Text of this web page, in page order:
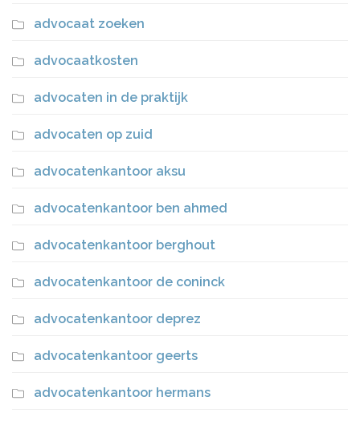
advocaat zoeken
advocaatkosten
advocaten in de praktijk
advocaten op zuid
advocatenkantoor aksu
advocatenkantoor ben ahmed
advocatenkantoor berghout
advocatenkantoor de coninck
advocatenkantoor deprez
advocatenkantoor geerts
advocatenkantoor hermans